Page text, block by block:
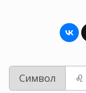
Символ